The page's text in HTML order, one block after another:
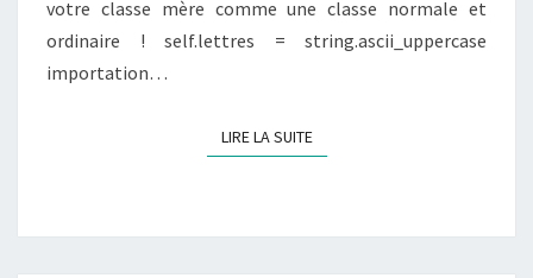
votre classe mère comme une classe normale et
ordinaire ! self.lettres = string.ascii_uppercase
importation…
LIRE LA SUITELIRE LA SUITE